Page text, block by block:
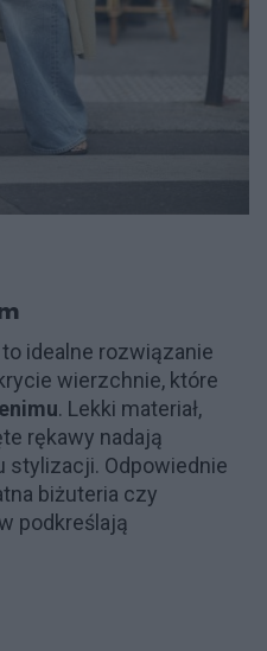
idealne rozwiązanie
wierzchnie, które
. Lekki materiał,
rękawy nadają
stylizacji. Odpowiednie
biżuteria czy
podkreślają